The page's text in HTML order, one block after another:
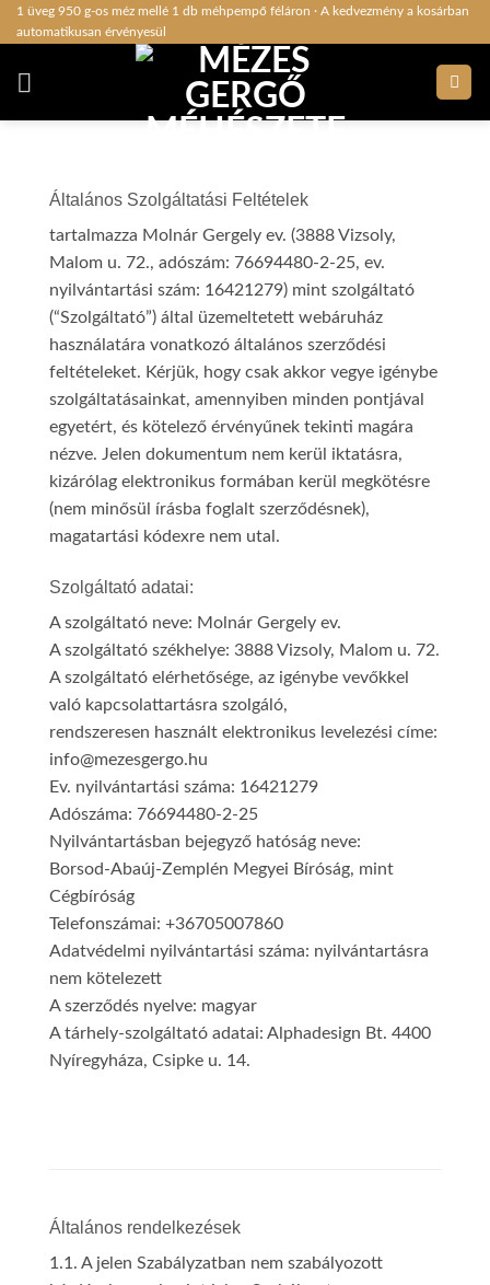
Skip1 üveg 950 g-os méz mellé 1 db méhpempő féláron · A kedvezmény a kosárban
automatikusan érvényesül
Általános Szolgáltatási Feltételek
tartalmazza Molnár Gergely ev. (3888 Vizsoly,
Malom u. 72., adószám: 76694480-2-25, ev.
nyilvántartási szám: 16421279) mint szolgáltató
(“Szolgáltató”) által üzemeltetett webáruház
használatára vonatkozó általános szerződési
feltételeket. Kérjük, hogy csak akkor vegye igénybe
szolgáltatásainkat, amennyiben minden pontjával
egyetért, és kötelező érvényűnek tekinti magára
nézve. Jelen dokumentum nem kerül iktatásra,
kizárólag elektronikus formában kerül megkötésre
(nem minősül írásba foglalt szerződésnek),
magatartási kódexre nem utal.
Szolgáltató adatai:
A szolgáltató neve: Molnár Gergely ev.
A szolgáltató székhelye: 3888 Vizsoly, Malom u. 72.
A szolgáltató elérhetősége, az igénybe vevőkkel
való kapcsolattartásra szolgáló,
rendszeresen használt elektronikus levelezési címe:
info@mezesgergo.hu
Ev. nyilvántartási száma: 16421279
Adószáma: 76694480-2-25
Nyilvántartásban bejegyző hatóság neve:
Borsod-Abaúj-Zemplén Megyei Bíróság, mint
Cégbíróság
Telefonszámai: +36705007860
Adatvédelmi nyilvántartási száma: nyilvántartásra
nem kötelezett
A szerződés nyelve: magyar
A tárhely-szolgáltató adatai: Alphadesign Bt. 4400
Nyíregyháza, Csipke u. 14.
Általános rendelkezések
1.1. A jelen Szabályzatban nem szabályozott